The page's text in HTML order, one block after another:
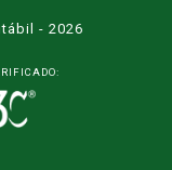
- 2026